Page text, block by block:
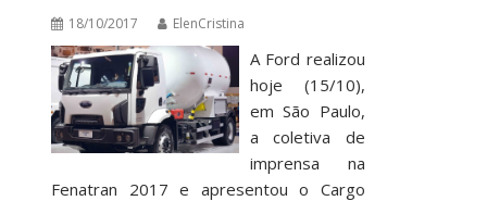
18/10/2017 ElenCristina
A Ford realizou
hoje (15/10),
em São Paulo,
a coletiva de
imprensa na
Fenatran 2017 e apresentou o Cargo